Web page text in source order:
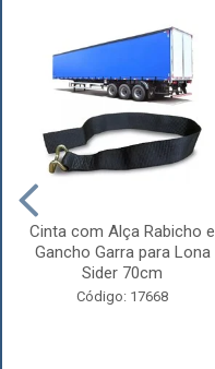
Cinta com Alça Rabicho e
Gancho Garra para Lona
Sider 70cm
Código: 17668